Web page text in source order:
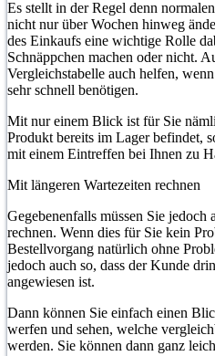
Es stellt in der Regel denn
nicht nur über Wochen hinweg
des Einkaufs eine wichtige Rolle
Schnäppchen machen oder nicht.
Vergleichstabelle auch helfen,
sehr schnell benötigen.
Mit nur einem Blick ist für Sie
Produkt bereits im Lager befindet,
mit einem Eintreffen bei Ihnen zu
Mit längeren Wartezeiten rechnen
Gegebenenfalls müssen Sie jedoch
rechnen. Wenn dies für Sie kein
Bestellvorgang natürlich ohne
jedoch auch so, dass der Kunde
angewiesen ist.
Dann können Sie einfach einen
werfen und sehen, welche
werden. Sie können dann ganz